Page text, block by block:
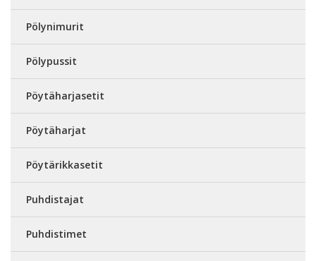
Pölynimurit
Pölypussit
Pöytäharjasetit
Pöytäharjat
Pöytärikkasetit
Puhdistajat
Puhdistimet